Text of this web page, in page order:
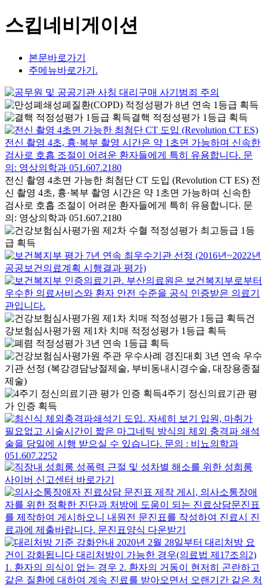
스킵네비게이션
본문바로가기
주메뉴바로가기.
결핵 적정성평가 1등급 획득
전신 촬영 4초면 가능한 최첨단 CT 도입 (Revolution CT ES) 전
신 촬영 4초, 흉·복부 촬영 시간은 약 1초면 가능하며 신속한
검사로 호흡 조절이 어려운 환자들에게 특히 유용합니다. 문
의: 영상의학과 051.607.2180
건
강보험심사평가원 제1차 치매 적정성평가 1등급 획득
4주기 정신의료기관 평
가 인증 획득